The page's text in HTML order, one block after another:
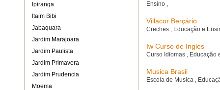
Ipiranga
Itaim Bibi
Jabaquara
Jardim Marajoara
Jardim Paulista
Jardim Primavera
Jardim Prudencia
Moema
Ensino ,
Villacor Berçário
Creches , Educação e
Iw Curso de Ingles
Curso Idiomas , Educação
Musica Brasil
Escola de Musica ,